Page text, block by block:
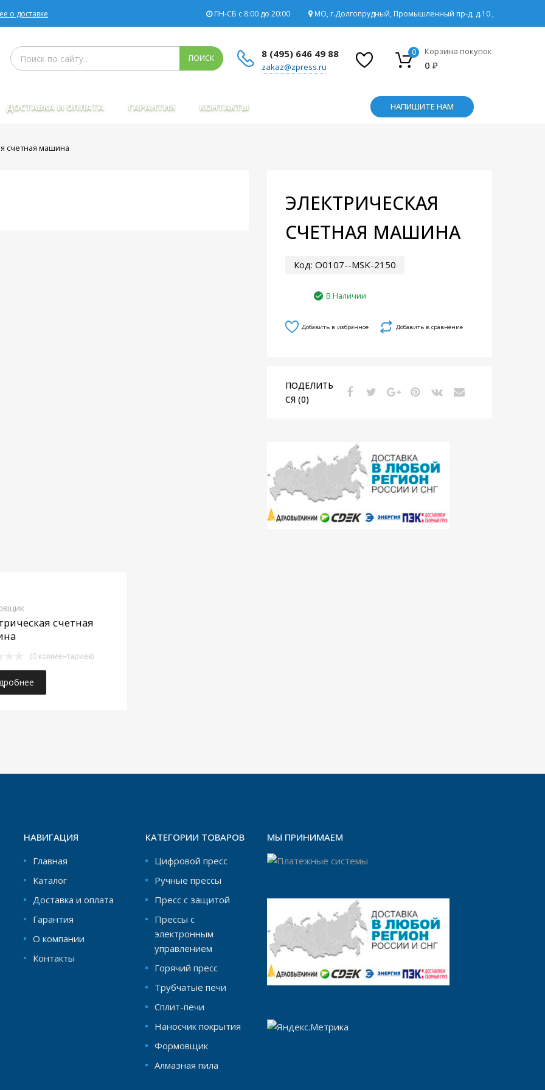
о доставке ПН-СБ с 8:00 до 20:00 МО, г.Долгопрудный, Промышленный пр-д, д.10 ,
Поиск товаров
ПОИСК 8 (495) 646 49 88
zakaz@zpress.ru
Корзина покупок
0 ₽
0
ДОСТАВКА И ОПЛАТА ГАРАНТИЯ КОНТАКТЫ НАПИШИТЕ НАМ
счетная машина
ЭЛЕКТРИЧЕСКАЯ
СЧЕТНАЯ МАШИНА
Код: O0107--MSK-2150
В Наличии
Добавить в сравнение
Добавить в избранное
ПОДЕЛИТЬ
СЯ (0)
счетная
(0 комментариев)
НАВИГАЦИЯ
Главная
Каталог
Доставка и оплата
Гарантия
О компании
Контакты
КАТЕГОРИИ ТОВАРОВ
Цифровой пресс
Ручные прессы
Пресс с защитой
Прессы с
электронным
управлением
Горячий пресс
Трубчатые печи
Сплит-печи
Наносчик покрытия
Формовщик
Aлмазная пила
МЫ ПРИНИМАЕМ